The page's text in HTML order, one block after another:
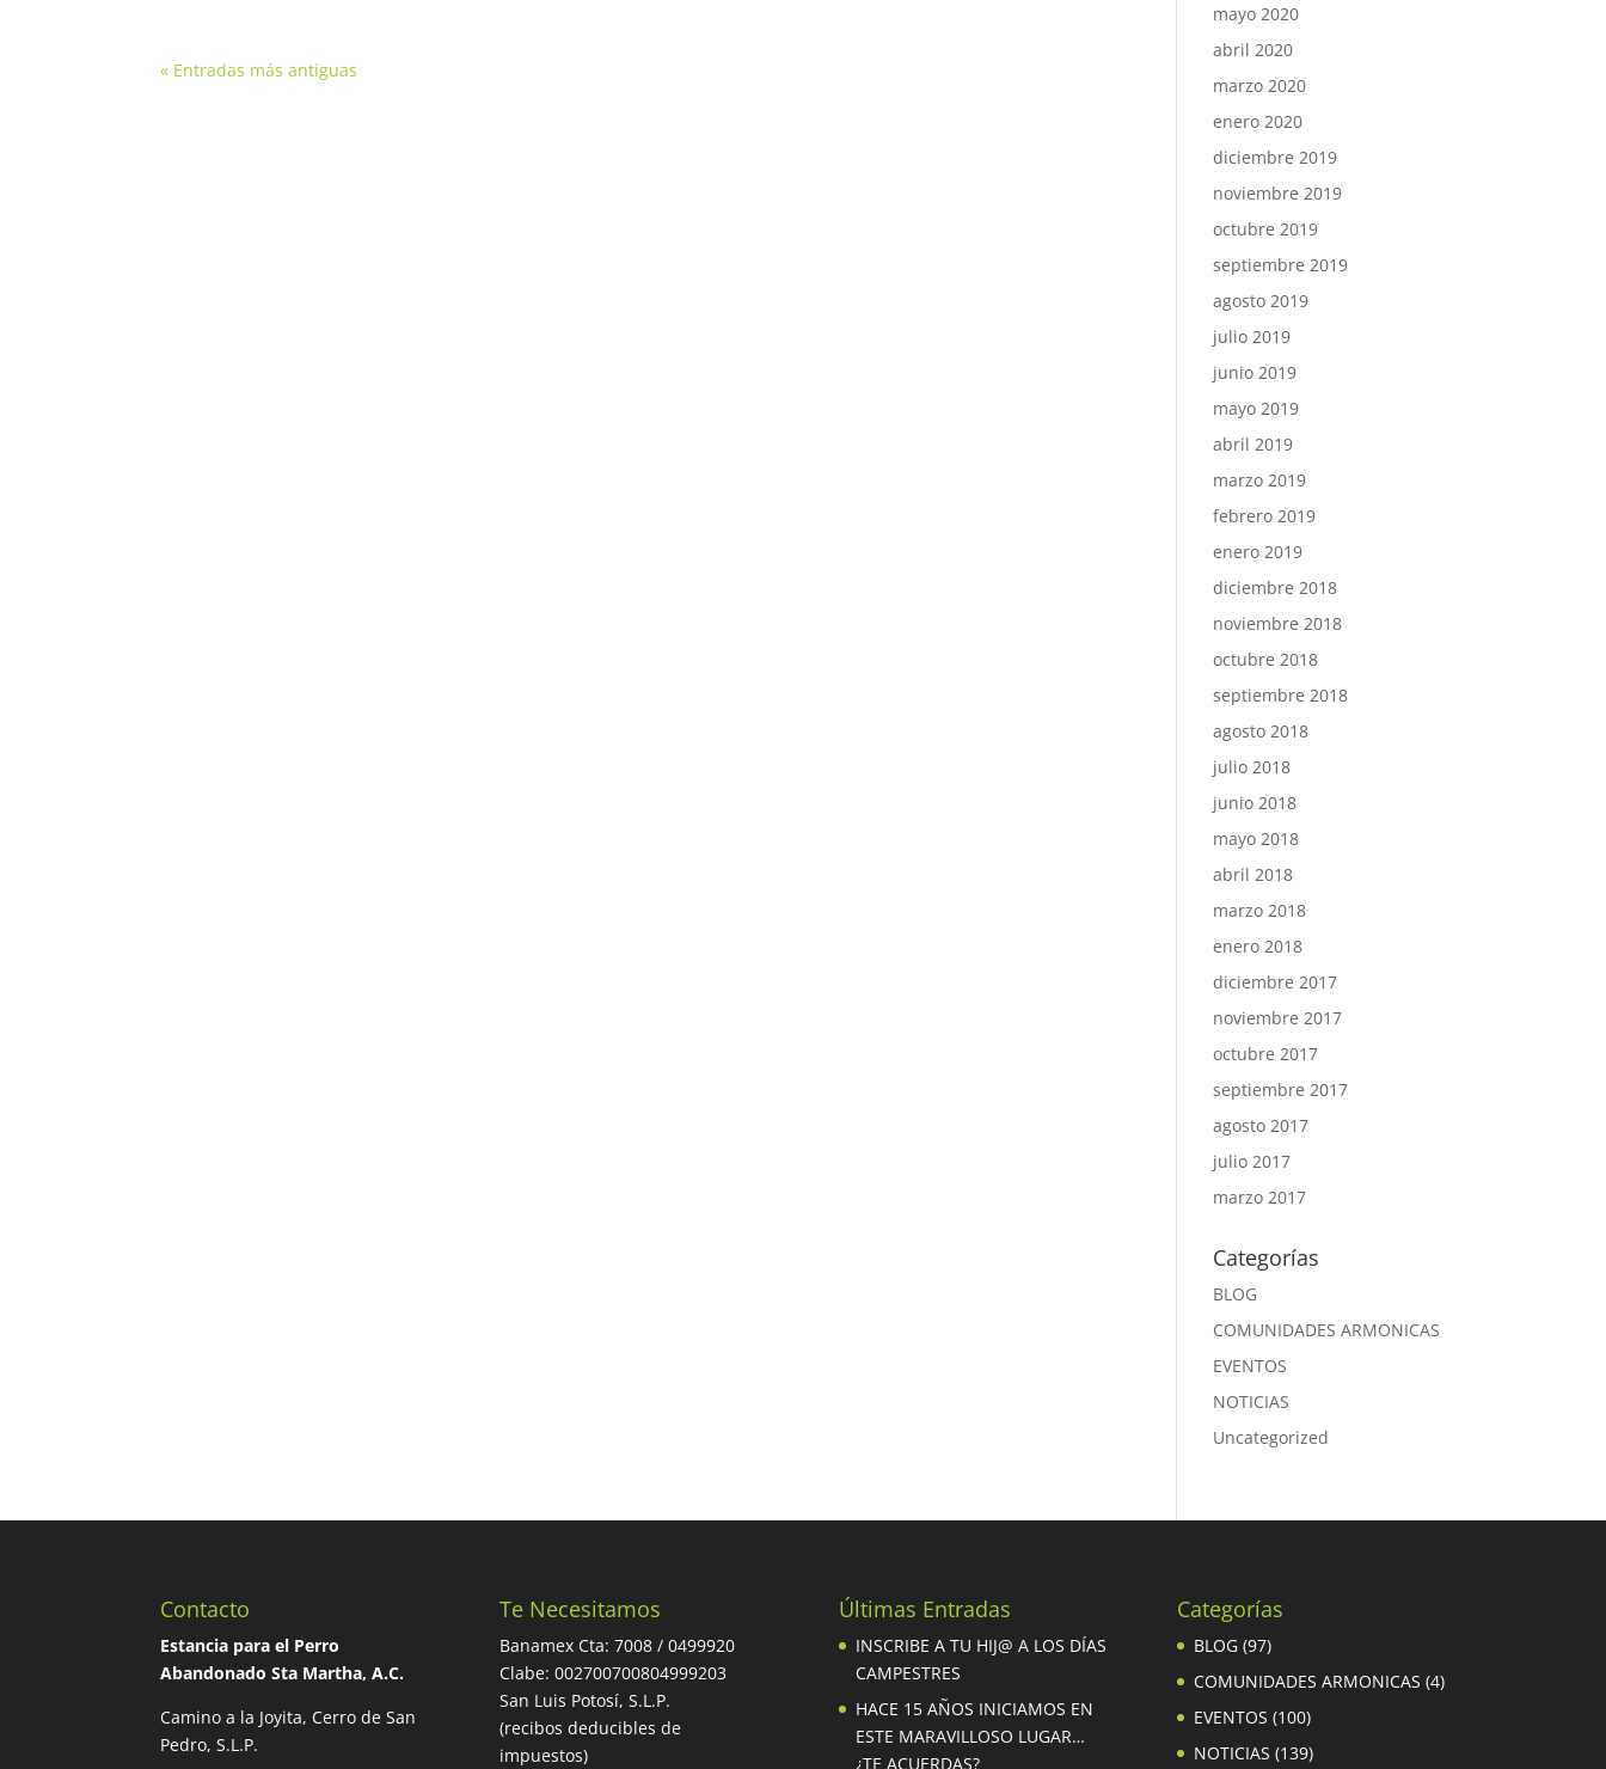
« Entradas más antiguas
mayo 2020
abril 2020
marzo 2020
enero 2020
diciembre 2019
noviembre 2019
octubre 2019
septiembre 2019
agosto 2019
julio 2019
junio 2019
mayo 2019
abril 2019
marzo 2019
febrero 2019
enero 2019
diciembre 2018
noviembre 2018
octubre 2018
septiembre 2018
agosto 2018
julio 2018
junio 2018
mayo 2018
abril 2018
marzo 2018
enero 2018
diciembre 2017
noviembre 2017
octubre 2017
septiembre 2017
agosto 2017
julio 2017
marzo 2017
Categorías
BLOG
COMUNIDADES ARMONICAS
EVENTOS
NOTICIAS
Uncategorized
Contacto
Estancia para el Perro
Abandonado Sta Martha, A.C.
Camino a la Joyita, Cerro de San
Pedro, S.L.P.
Te Necesitamos
Banamex Cta: 7008 / 0499920
Clabe: 002700700804999203
San Luis Potosí, S.L.P.
(recibos deducibles de
impuestos)
Últimas Entradas
INSCRIBE A TU HIJ@ A LOS DÍAS
CAMPESTRES
HACE 15 AÑOS INICIAMOS EN
ESTE MARAVILLOSO LUGAR…
¿TE ACUERDAS?
Categorías
BLOG (97)
COMUNIDADES ARMONICAS (4)
EVENTOS (100)
NOTICIAS (139)